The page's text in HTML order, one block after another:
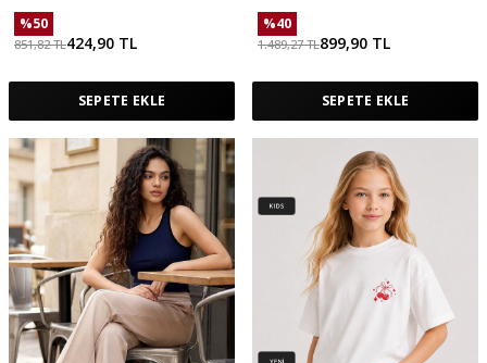
%50
851,82TL424,90 TL
SEPETE EKLE
%40
1.489,27TL899,90 TL
SEPETE EKLE